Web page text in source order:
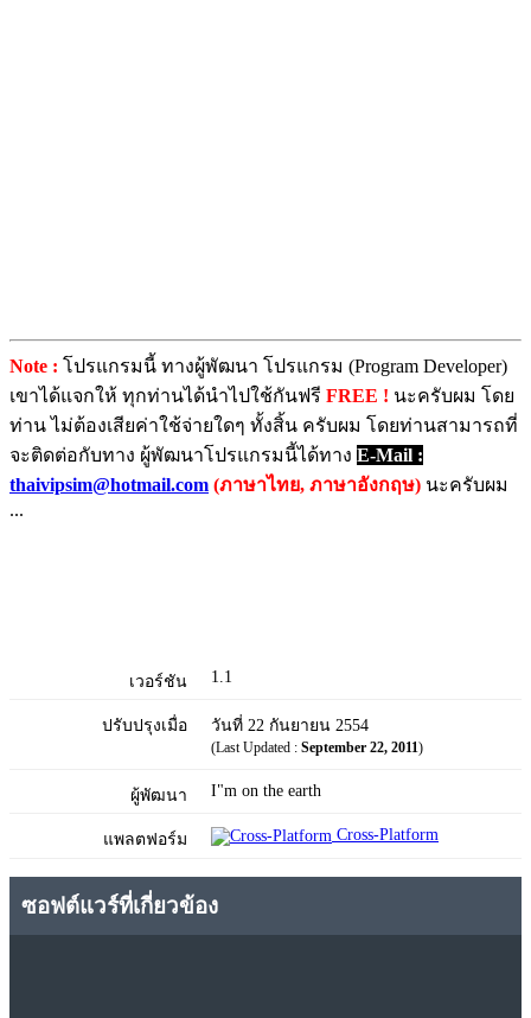
Note : โปรแกรมนี้ ทางผู้พัฒนา โปรแกรม (Program Developer)
เขาได้แจกให้ ทุกท่านได้นำไปใช้กันฟรี FREE ! นะครับผม โดย
ท่าน ไม่ต้องเสียค่าใช้จ่ายใดๆ ทั้งสิ้น ครับผม โดยท่านสามารถที่
จะติดต่อกับทาง ผู้พัฒนาโปรแกรมนี้ได้ทาง E-Mail :
thaivipsim@hotmail.com (ภาษาไทย, ภาษาอังกฤษ) นะครับผม
...
เวอร์ชัน 1.1
ปรับปรุงเมื่อ วันที่ 22 กันยายน 2554
(Last Updated : September 22, 2011)
ผู้พัฒนา I"m on the earth
แพลตฟอร์ม Cross-Platform
ซอฟต์แวร์ที่เกี่ยวข้อง